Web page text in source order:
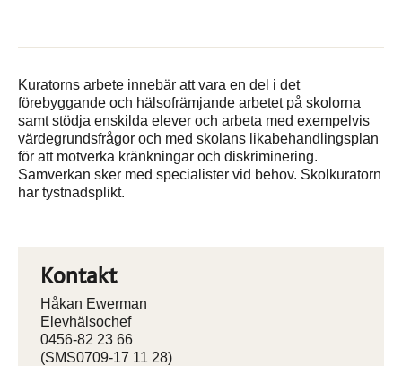
Kuratorns arbete innebär att vara en del i det
förebyggande och hälsofrämjande arbetet på skolorna
samt stödja enskilda elever och arbeta med exempelvis
värdegrundsfrågor och med skolans likabehandlingsplan
för att motverka kränkningar och diskriminering.
Samverkan sker med specialister vid behov. Skolkuratorn
har tystnadsplikt.
Kontakt
Håkan Ewerman
Elevhälsochef
0456-82 23 66
(SMS0709-17 11 28)